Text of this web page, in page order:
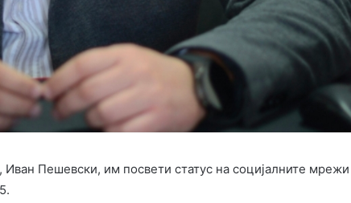
Пешевски, им посвети статус на социјалните мрежи